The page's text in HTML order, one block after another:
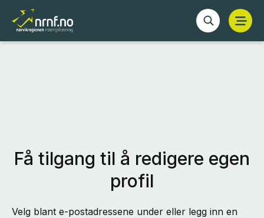
Få tilgang til å redigere egen
profil
Velg blant e-postadressene under eller legg inn en